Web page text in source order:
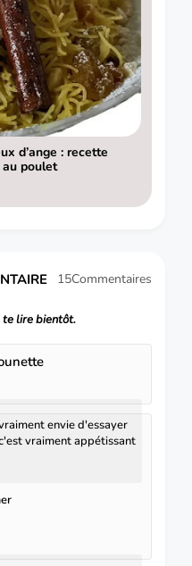
d’ange : recette
poulet
15Commentaires
te lire bientôt.
envie d'essayer
vraiment appétissant